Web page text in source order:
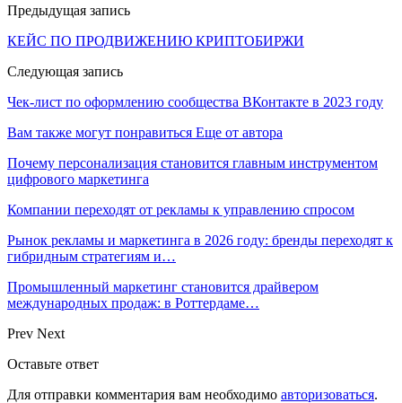
Предыдущая запись
КЕЙС ПО ПРОДВИЖЕНИЮ КРИПТОБИРЖИ
Следующая запись
Чек-лист по оформлению сообщества ВКонтакте в 2023 году
Вам также могут понравиться Еще от автора
Почему персонализация становится главным инструментом
цифрового маркетинга
Компании переходят от рекламы к управлению спросом
Рынок рекламы и маркетинга в 2026 году: бренды переходят к
гибридным стратегиям и…
Промышленный маркетинг становится драйвером
международных продаж: в Роттердаме…
Prev Next
Оставьте ответ
Для отправки комментария вам необходимо авторизоваться.